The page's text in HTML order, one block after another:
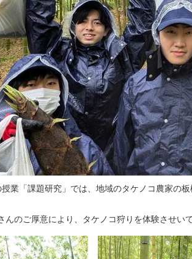
業「課題研究」では、地域のタケノコ農家の
んのご厚意により、タケノコ狩りを体験させい